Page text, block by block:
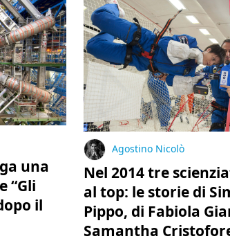
una
“Gli
il
Agostino Nicolò
Nel 2014 tre
al top: le storie di
Pippo, di Fabiola
Samantha